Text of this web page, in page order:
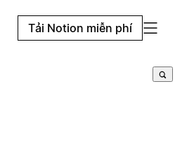
Tải Notion miễn phí